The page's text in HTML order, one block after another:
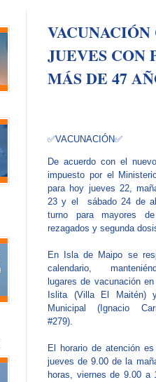
JUEVES CON
MÁS DE 47
✅VACUNACIÓN✅
De acuerdo con el
impuesto por el
para hoy jueves 22,
23 y el sábado 24 de
turno para mayores
rezagados y segunda
En Isla de Maipo se
calendario,
lugares de vacunación
Islita (Villa El Maitén)
Municipal (Ignacio
#279).
El horario de atención
jueves de 9.00 de la
horas, viernes de 9.00 a